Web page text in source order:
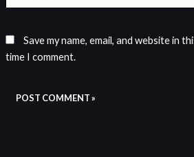
Save my name, email, and website in
time I comment.